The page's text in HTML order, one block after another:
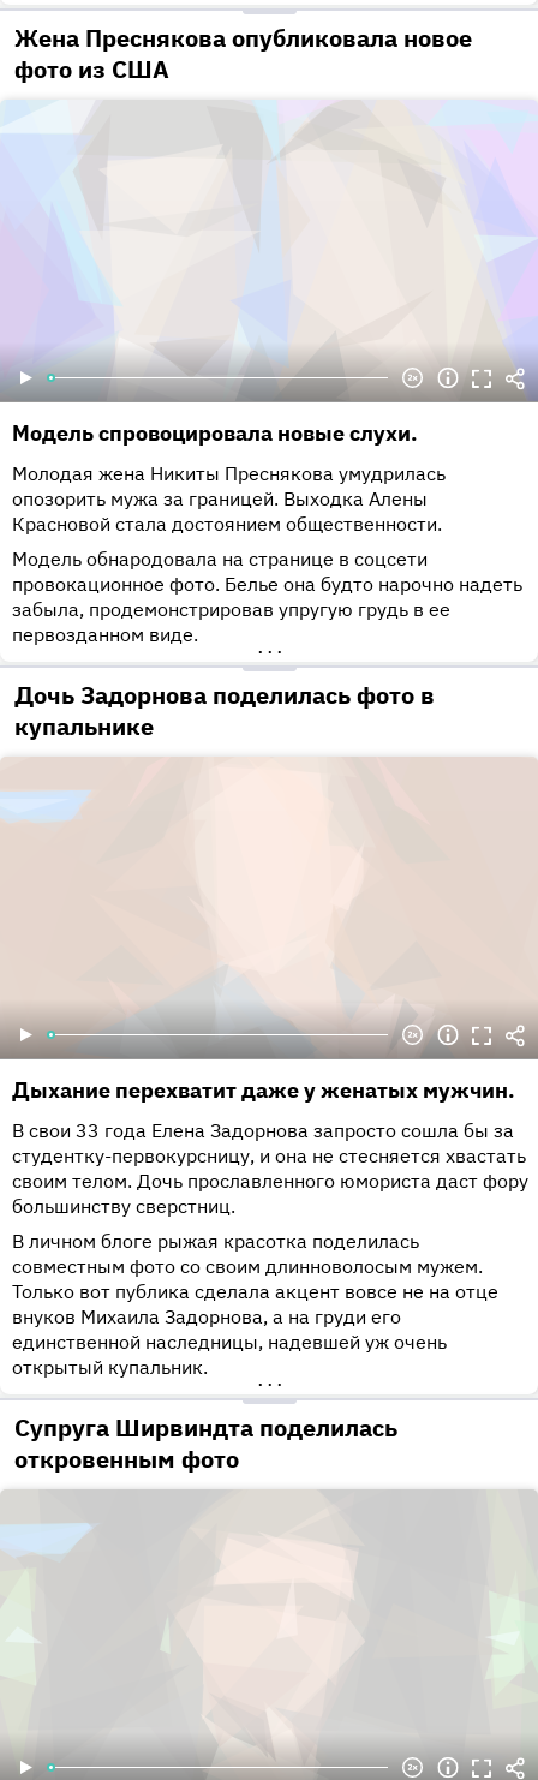
Жена Преснякова опубликовала новое
фото из США
Модель спровоцировала новые слухи.
Молодая жена Никиты Преснякова умудрилась
опозорить мужа за границей. Выходка Алены
Красновой стала достоянием общественности.
Модель обнародовала на странице в соцсети
провокационное фото. Белье она будто нарочно надеть
забыла, продемонстрировав упругую грудь в ее
первозданном виде.
•••
Дочь Задорнова поделилась фото в
купальнике
Дыхание перехватит даже у женатых мужчин.
В свои 33 года Елена Задорнова запросто сошла бы за
студентку-первокурсницу, и она не стесняется хвастать
своим телом. Дочь прославленного юмориста даст фору
большинству сверстниц.
В личном блоге рыжая красотка поделилась
совместным фото со своим длинноволосым мужем.
Только вот публика сделала акцент вовсе не на отце
внуков Михаила Задорнова, а на груди его
единственной наследницы, надевшей уж очень
открытый купальник.
•••
Супруга Ширвиндта поделилась
откровенным фото